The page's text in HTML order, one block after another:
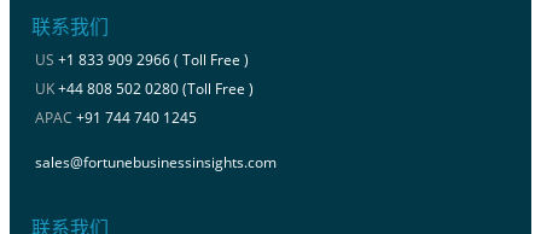
联系我们
US +1 833 909 2966 ( Toll Free )
UK+44 808 502 0280 (Toll Free )
APAC +91 744 740 1245
sales@fortunebusinessinsights.com
联系我们